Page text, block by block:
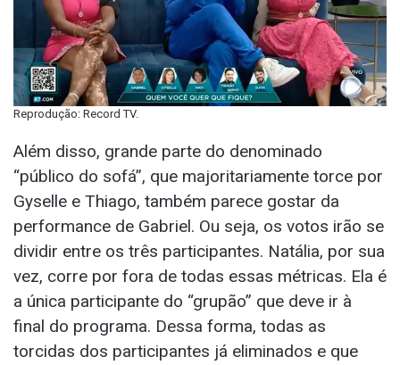
Reprodução: Record TV.
Além disso, grande parte do denominado
“público do sofá”, que majoritariamente torce por
Gyselle e Thiago, também parece gostar da
performance de Gabriel. Ou seja, os votos irão se
dividir entre os três participantes. Natália, por sua
vez, corre por fora de todas essas métricas. Ela é
a única participante do “grupão” que deve ir à
final do programa. Dessa forma, todas as
torcidas dos participantes já eliminados e que